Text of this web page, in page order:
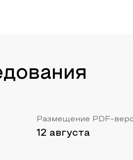
Размещение PDF-
12 августа